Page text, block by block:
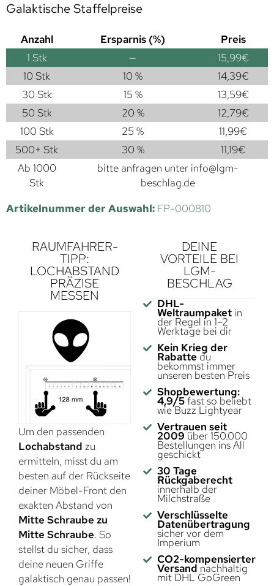
Galaktische Staffelpreise
Anzahl Ersparnis (%)
Preis
1 Stk — 15,99€
10 Stk
10 % 14,39€
30 Stk
15 % 13,59€
50 Stk
20 % 12,79€
100 Stk
25 % 11,99€
500+ Stk
30 % 11,19€
Ab 1000
Stk
bitte anfragen unter info@lgm-
beschlag.de
Artikelnummer der Auswahl: FP-000810
RAUMFAHRER-
TIPP:
LOCHABSTAND
PRÄZISE
MESSEN
Um den passenden
Lochabstand zu
ermitteln, misst du am
besten auf der Rückseite
deiner Möbel-Front den
exakten Abstand von
Mitte Schraube zu
Mitte Schraube. So
stellst du sicher, dass
deine neuen Griffe
galaktisch genau passen!
DEINE
VORTEILE BEI
LGM-
BESCHLAG
DHL-
Weltraumpaketin
der Regel in 1–2
Werktage bei dir
Kein Krieg der
Rabatte du
bekommst immer
unseren besten Preis
Shopbewertung:
4,9/5fast so beliebt
wie Buzz Lightyear
Vertrauen seit
2009 über 150.000
Bestellungen ins All
geschickt
30 Tage
Rückgaberecht
innerhalb der
Milchstraße
Verschlüsselte
Datenübertragung
sicher vor dem
Imperium
CO2-kompensierter
Versand nachhaltig
mit DHL GoGreen